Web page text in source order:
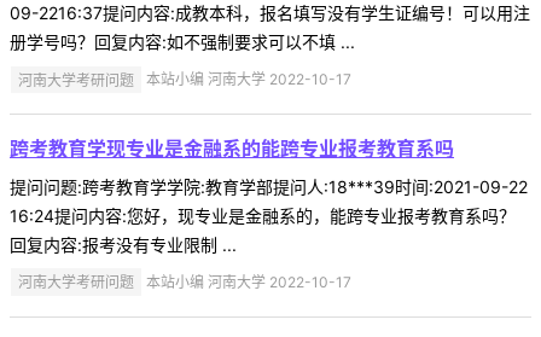
09-2216:37提问内容:成教本科，报名填写没有学生证编号！可以用注
册学号吗？回复内容:如不强制要求可以不填 ...
河南大学考研问题 本站小编 河南大学 2022-10-17
跨考教育学现专业是金融系的能跨专业报考教育系吗
提问问题:跨考教育学学院:教育学部提问人:18***39时间:2021-09-22
16:24提问内容:您好，现专业是金融系的，能跨专业报考教育系吗？
回复内容:报考没有专业限制 ...
河南大学考研问题 本站小编 河南大学 2022-10-17